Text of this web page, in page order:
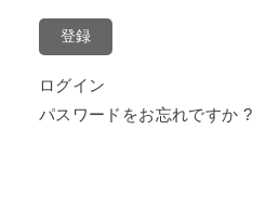
登録
ログイン
パスワードをお忘れですか ?